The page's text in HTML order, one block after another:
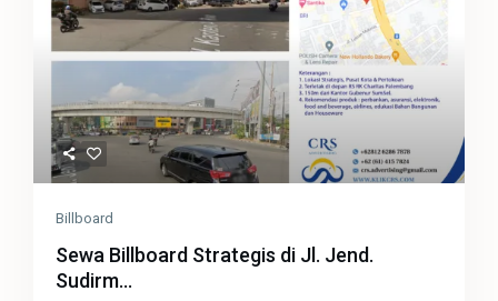
Billboard
Sewa Billboard Strategis di Jl. Jend.
Sudirm...